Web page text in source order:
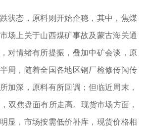
状态，原料则开始企稳，其中，焦煤
场上关于山西煤矿事故及蒙古海关通
对情绪有所提振，叠加中矿会谈，原
周，随着全国各地区钢厂检修传闻传
加深，原料有所回调；但临近周末，
双焦盘面有所走高。现货市场方面，
显，市场按需低价补库，现货价格相